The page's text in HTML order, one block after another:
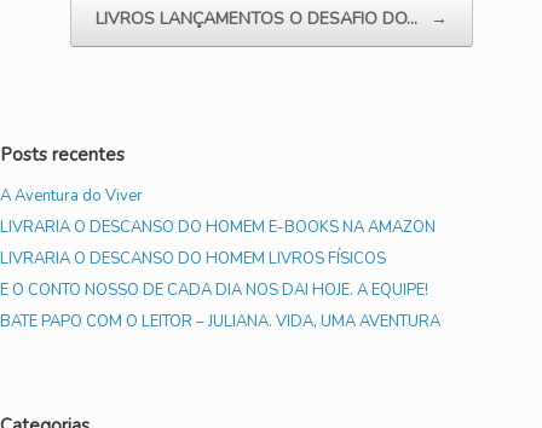
LIVROS LANÇAMENTOS O DESAFIO DO… →
Posts recentes
A Aventura do Viver
LIVRARIA O DESCANSO DO HOMEM E-BOOKS NA AMAZON
LIVRARIA O DESCANSO DO HOMEM LIVROS FÍSICOS
E O CONTO NOSSO DE CADA DIA NOS DAI HOJE. A EQUIPE!
BATE PAPO COM O LEITOR – JULIANA. VIDA, UMA AVENTURA